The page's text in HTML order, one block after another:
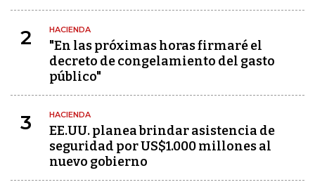
2 HACIENDA
"En las próximas horas firmaré el
decreto de congelamiento del gasto
público"
3 HACIENDA
EE.UU. planea brindar asistencia de
seguridad por US$1.000 millones al
nuevo gobierno